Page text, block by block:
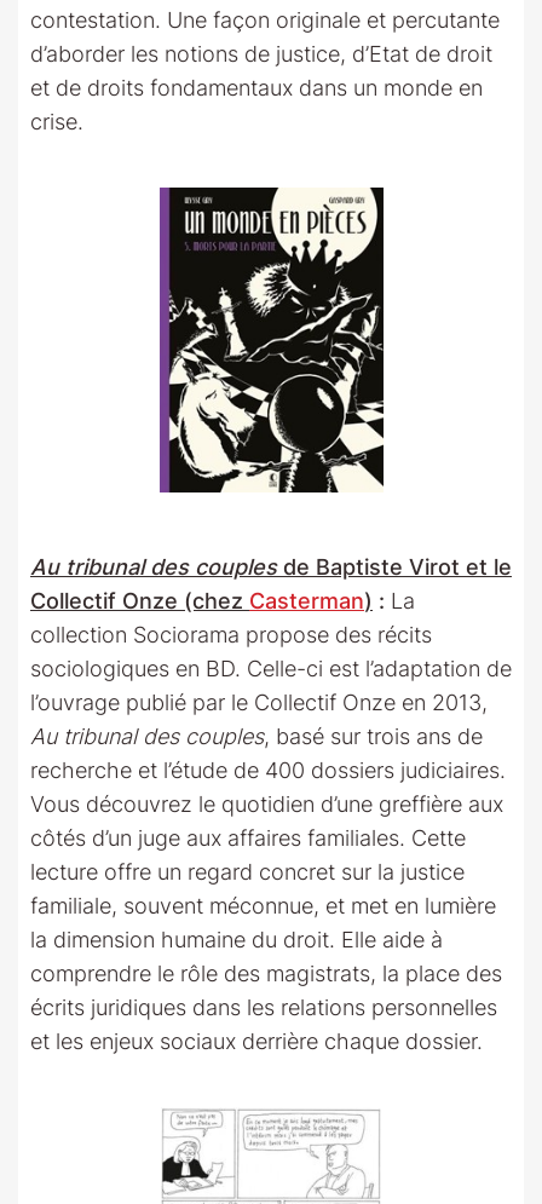
contestation. Une façon originale et percutante
d’aborder les notions de justice, d’Etat de droit
et de droits fondamentaux dans un monde en
crise.
Au tribunal des couplesde Baptiste Virot et le
Collectif Onze (chez Casterman) : La
collection Sociorama propose des récits
sociologiques en BD. Celle-ci est l’adaptation de
l’ouvrage publié par le Collectif Onze en 2013,
Au tribunal des couples, basé sur trois ans de
recherche et l’étude de 400 dossiers judiciaires.
Vous découvrez le quotidien d’une greffière aux
côtés d’un juge aux affaires familiales. Cette
lecture offre un regard concret sur la justice
familiale, souvent méconnue, et met en lumière
la dimension humaine du droit. Elle aide à
comprendre le rôle des magistrats, la place des
écrits juridiques dans les relations personnelles
et les enjeux sociaux derrière chaque dossier.